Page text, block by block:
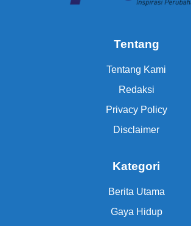
Tentang
Tentang Kami
Redaksi
Privacy Policy
Disclaimer
Kategori
Berita Utama
Gaya Hidup